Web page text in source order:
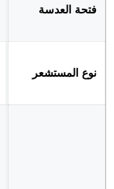
فتحة العدسة
نوع المستشعر